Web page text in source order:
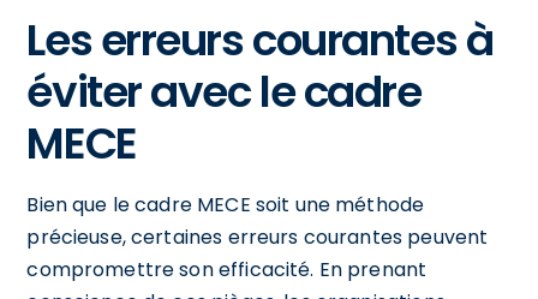
Les erreurs courantes à
éviter avec le cadre
MECE
Bien que le cadre MECE soit une méthode
précieuse, certaines erreurs courantes peuvent
compromettre son efficacité. En prenant